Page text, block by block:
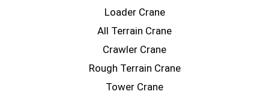
Loader Crane
All Terrain Crane
Crawler Crane
Rough Terrain Crane
Tower Crane